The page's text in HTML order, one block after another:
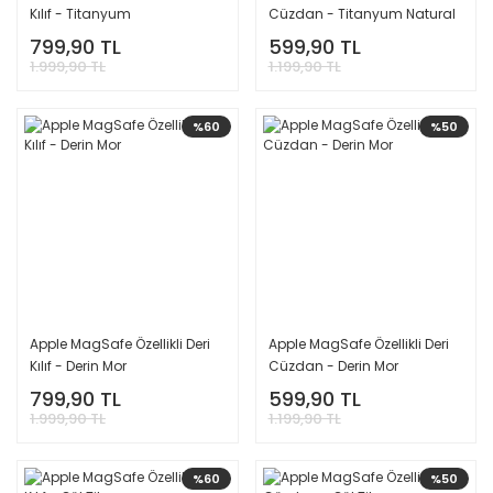
Kılıf - Titanyum
799,90 TL
1.999,90 TL
Cüzdan - Titanyum Natural
599,90 TL
1.199,90 TL
%60
Apple MagSafe Özellikli Deri
Kılıf - Derin Mor
799,90 TL
1.999,90 TL
%50
Apple MagSafe Özellikli Deri
Cüzdan - Derin Mor
599,90 TL
1.199,90 TL
%60 %50